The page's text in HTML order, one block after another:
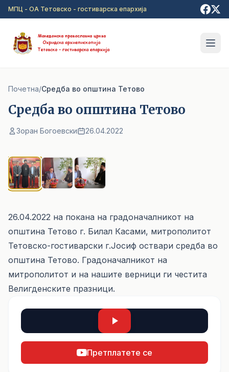
Прејди на главна содржина
МПЦ - ОА Тетовско - гостиварска епархија
Почетна/Cредба во општина Тетово
Cредба во општина Тетово
Зоран Богоевски 26.04.2022
26.04.2022 на покана на градоначалникот на
општина Тетово г. Билал Касами, митрополитот
Тетовско-гостиварски г.Јосиф оствари средба во
општина Тетово. Градоначалникот на
митрополитот и на нашите верници ги честита
Велигденските празници.
Претплатете се